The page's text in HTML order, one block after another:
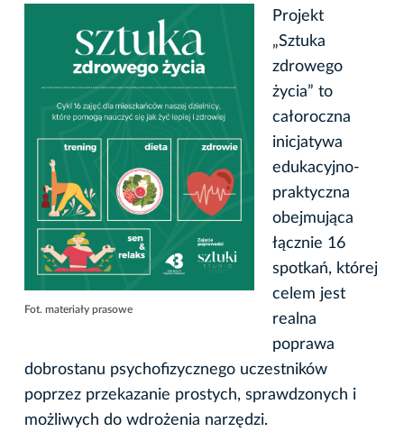
Fot. materiały prasowe
Projekt
„Sztuka
zdrowego
życia” to
całoroczna
inicjatywa
edukacyjno-
praktyczna
obejmująca
łącznie 16
spotkań, której
celem jest
realna
poprawa
dobrostanu psychofizycznego uczestników
poprzez przekazanie prostych, sprawdzonych i
możliwych do wdrożenia narzędzi.